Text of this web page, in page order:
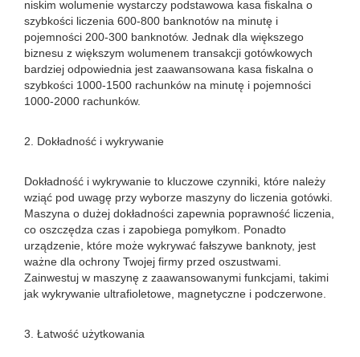
niskim wolumenie wystarczy podstawowa kasa fiskalna o
szybkości liczenia 600-800 banknotów na minutę i
pojemności 200-300 banknotów. Jednak dla większego
biznesu z większym wolumenem transakcji gotówkowych
bardziej odpowiednia jest zaawansowana kasa fiskalna o
szybkości 1000-1500 rachunków na minutę i pojemności
1000-2000 rachunków.
2. Dokładność i wykrywanie
Dokładność i wykrywanie to kluczowe czynniki, które należy
wziąć pod uwagę przy wyborze maszyny do liczenia gotówki.
Maszyna o dużej dokładności zapewnia poprawność liczenia,
co oszczędza czas i zapobiega pomyłkom. Ponadto
urządzenie, które może wykrywać fałszywe banknoty, jest
ważne dla ochrony Twojej firmy przed oszustwami.
Zainwestuj w maszynę z zaawansowanymi funkcjami, takimi
jak wykrywanie ultrafioletowe, magnetyczne i podczerwone.
3. Łatwość użytkowania